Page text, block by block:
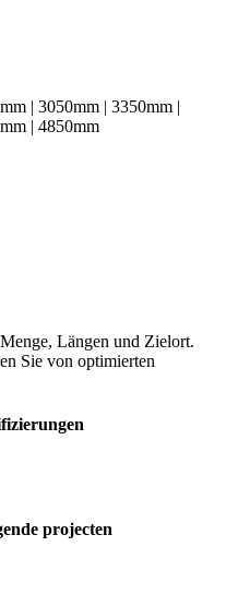
| 3050mm | 3350mm |
| 4850mm
Längen und Zielort.
Sie von optimierten
projecten